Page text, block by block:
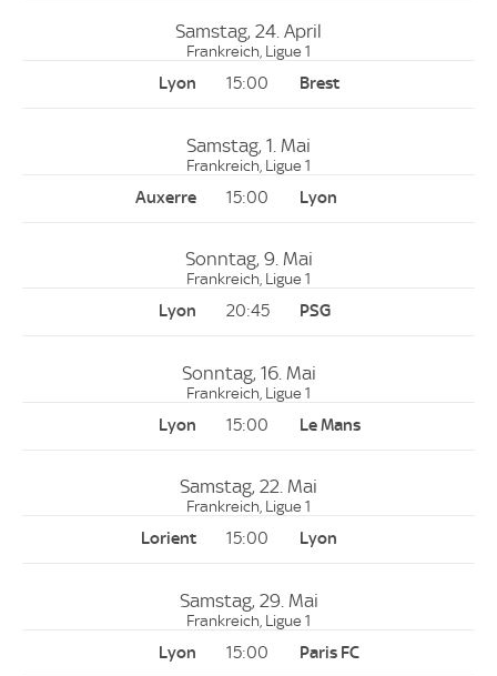
Samstag, 24. April
Frankreich, Ligue 1
15:00
Samstag, 1. Mai
Frankreich, Ligue 1
15:00
Sonntag, 9. Mai
Frankreich, Ligue 1
20:45
Sonntag, 16. Mai
Frankreich, Ligue 1
15:00
Samstag, 22. Mai
Frankreich, Ligue 1
15:00
Samstag, 29. Mai
Frankreich, Ligue 1
15:00